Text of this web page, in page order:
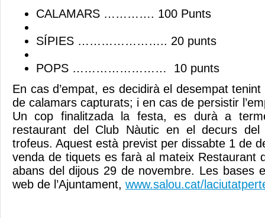
CALAMARS …………. 100 Punts
SÍPIES ………………….. 20 punts
POPS …………………… 10 punts
En cas d’empat, es decidirà el desempat
de calamars capturats; i en cas de persistir
Un cop finalitzada la festa, es durà a
restaurant del Club Nàutic en el decurs
trofeus. Aquest està previst per dissabte 1 de
venda de tiquets es farà al mateix Restaurant
abans del dijous 29 de novembre. Les bases
web de l’Ajuntament, www.salou.cat/